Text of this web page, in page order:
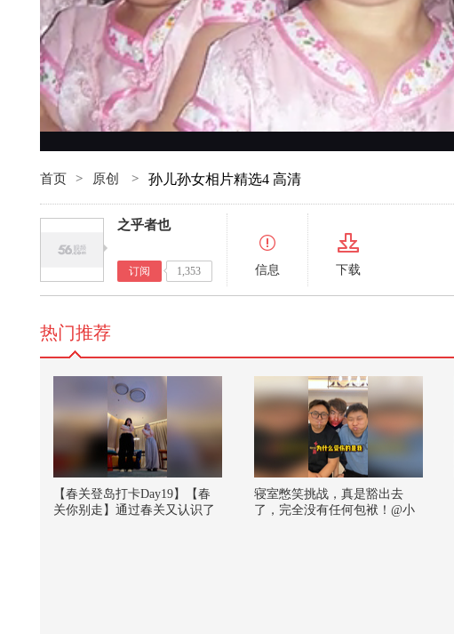
首页 > 原创 > 孙儿孙女相片精选4 高清
之乎者也
订阅 1,353 信息 下载
热门推荐
【春关登岛打卡Day19】【春
关你别走】通过春关又认识了
寝室憋笑挑战，真是豁出去
了，完全没有任何包袱！@小